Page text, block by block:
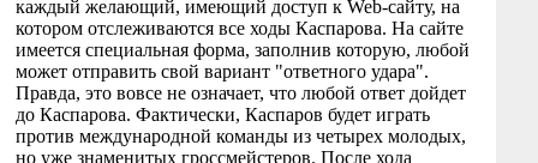
каждый желающий, имеющий доступ к Web-сайту, на
котором отслеживаются все ходы Каспарова. На сайте
имеется специальная форма, заполнив которую, любой
может отправить свой вариант "ответного удара".
Правда, это вовсе не означает, что любой ответ дойдет
до Каспарова. Фактически, Каспаров будет играть
против международной команды из четырех молодых,
но уже знаменитых гроссмейстеров. После хода